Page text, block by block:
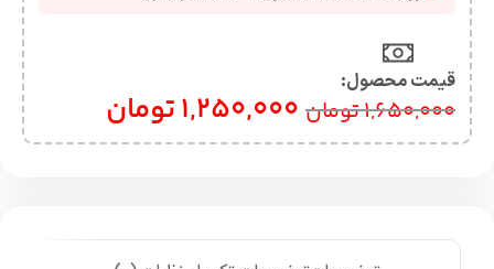
قیمت محصول:​
1,650,000تومان 1,250,000تومان